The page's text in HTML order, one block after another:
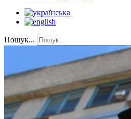
Пошук...